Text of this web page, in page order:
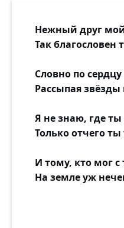
Нежный друг
Так
Словно по
Рассыпая
Я не знаю, где ты
Только отчего ты
И тому, кто мог
На земле уж